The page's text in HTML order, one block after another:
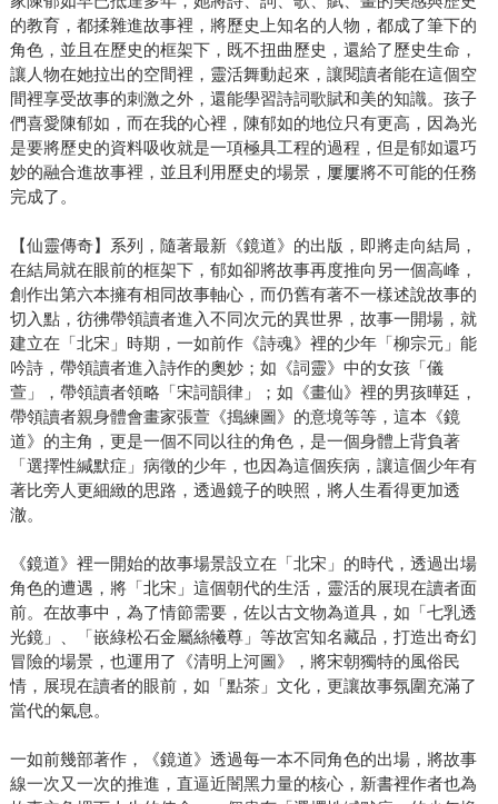
的教育，都揉雜進故事裡，將歷史上知名的人物，都成了筆下的
角色，並且在歷史的框架下，既不扭曲歷史，還給了歷史生命，
讓人物在她拉出的空間裡，靈活舞動起來，讓閱讀者能在這個空
間裡享受故事的刺激之外，還能學習詩詞歌賦和美的知識。孩子
們喜愛陳郁如，而在我的心裡，陳郁如的地位只有更高，因為光
是要將歷史的資料吸收就是一項極具工程的過程，但是郁如還巧
妙的融合進故事裡，並且利用歷史的場景，屢屢將不可能的任務
完成了。
【仙靈傳奇】系列，隨著最新《鏡道》的出版，即將走向結局，
在結局就在眼前的框架下，郁如卻將故事再度推向另一個高峰，
創作出第六本擁有相同故事軸心，而仍舊有著不一樣述說故事的
切入點，彷彿帶領讀者進入不同次元的異世界，故事一開場，就
建立在「北宋」時期，一如前作《詩魂》裡的少年「柳宗元」能
吟詩，帶領讀者進入詩作的奧妙；如《詞靈》中的女孩「儀
萱」，帶領讀者領略「宋詞韻律」；如《畫仙》裡的男孩曄廷，
帶領讀者親身體會畫家張萱《搗練圖》的意境等等，這本《鏡
道》的主角，更是一個不同以往的角色，是一個身體上背負著
「選擇性緘默症」病徵的少年，也因為這個疾病，讓這個少年有
著比旁人更細緻的思路，透過鏡子的映照，將人生看得更加透
澈。
《鏡道》裡一開始的故事場景設立在「北宋」的時代，透過出場
角色的遭遇，將「北宋」這個朝代的生活，靈活的展現在讀者面
前。在故事中，為了情節需要，佐以古文物為道具，如「七乳透
光鏡」、「嵌綠松石金屬絲犧尊」等故宮知名藏品，打造出奇幻
冒險的場景，也運用了《清明上河圖》，將宋朝獨特的風俗民
情，展現在讀者的眼前，如「點茶」文化，更讓故事氛圍充滿了
當代的氣息。
一如前幾部著作，《鏡道》透過每一本不同角色的出場，將故事
線一次又一次的推進，直逼近闇黑力量的核心，新書裡作者也為